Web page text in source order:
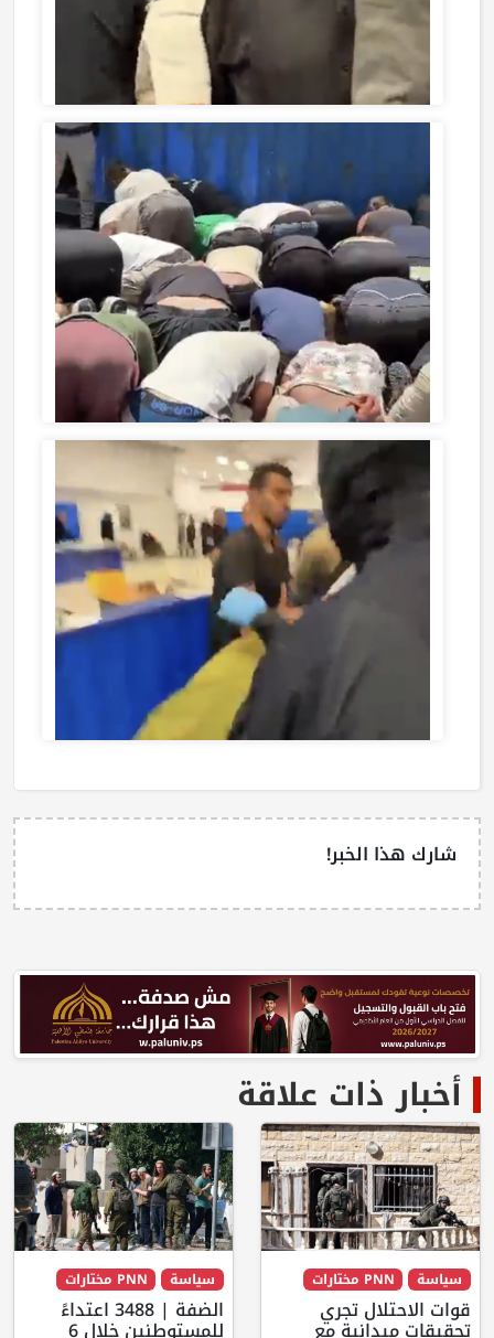
شارك هذا الخبر!
أخبار ذات علاقة
سياسة PNN مختارات
قوات الاحتلال تجري
تحقيقات ميدانية مع
سياسة PNN مختارات
الضفة | 3488 اعتداءً
للمستوطنين خلال 6